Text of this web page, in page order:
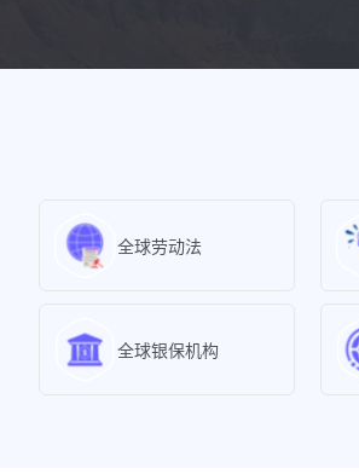
全球劳动法
全球银保机构